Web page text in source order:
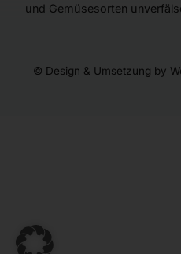
und Gemüsesorten
© Design & Umsetzung by